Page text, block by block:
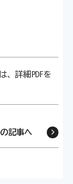
、詳細PDFを
記事へ